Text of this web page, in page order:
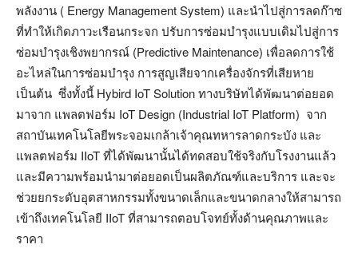
พลังงาน ( Energy Management System) และนำไปสู่การลดก๊าซ
ที่ทำให้เกิดภาวะเรือนกระจก ปรับการซ่อมบำรุงแบบเดิมไปสู่การ
ซ่อมบำรุงเชิงพยากรณ์ (Predictive Maintenance) เพื่อลดการใช้
อะไหล่ในการซ่อมบำรุง การสูญเสียจากเครื่องจักรที่เสียหาย
เป็นต้น ซึ่งทั้งนี้ Hybird IoT Solution ทางบริษัทได้พัฒนาต่อยอด
มาจาก แพลตฟอร์ม IoT Design (Industrial IoT Platform) จาก
สถาบันเทคโนโลยีพระจอมเกล้าเจ้าคุณทหารลาดกระบัง และ
แพลตฟอร์ม IIoT ที่ได้พัฒนานั้นได้ทดสอบใช้จริงกับโรงงานแล้ว
และมีความพร้อมนำมาต่อยอดเป็นผลิตภัณฑ์และบริการ และจะ
ช่วยยกระดับอุตสาหกรรมทั้งขนาดเล็กและขนาดกลางให้สามารถ
เข้าถึงเทคโนโลยี IIoT ที่สามารถตอบโจทย์ทั้งด้านคุณภาพและ
ราคา